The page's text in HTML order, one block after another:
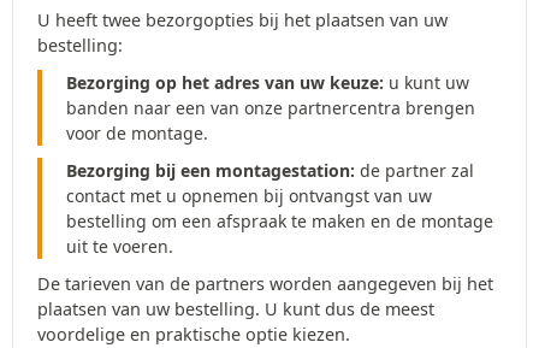
U heeft twee bezorgopties bij het plaatsen van uw
bestelling:
Bezorging op het adres van uw keuze: u kunt uw
banden naar een van onze partnercentra brengen
voor de montage.
Bezorging bij een montagestation: de partner zal
contact met u opnemen bij ontvangst van uw
bestelling om een afspraak te maken en de montage
uit te voeren.
De tarieven van de partners worden aangegeven bij het
plaatsen van uw bestelling. U kunt dus de meest
voordelige en praktische optie kiezen.